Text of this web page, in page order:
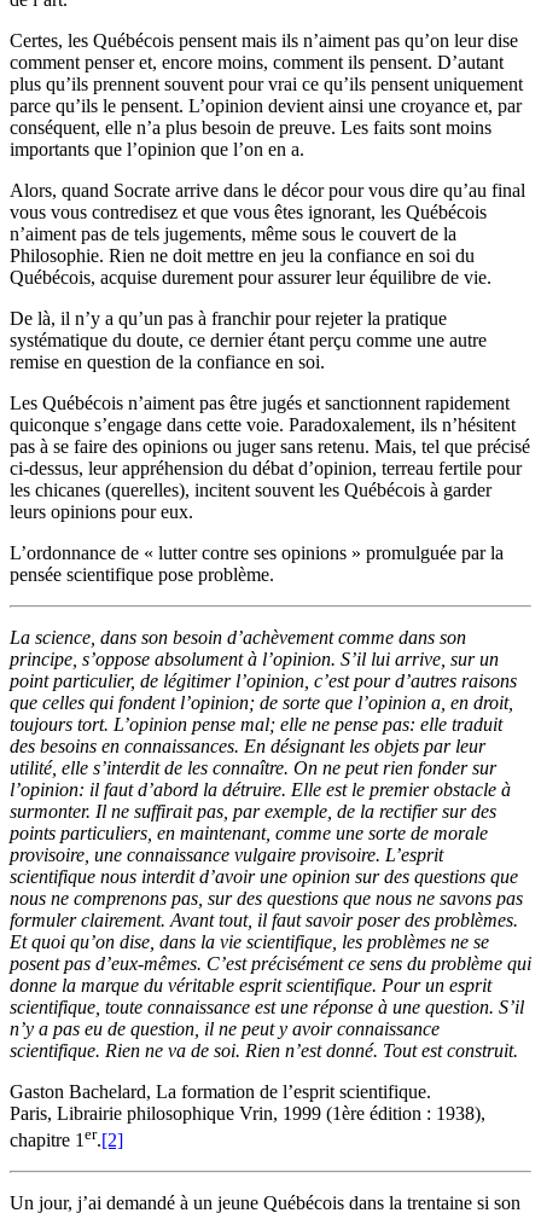
Certes, les Québécois pensent mais ils n’aiment pas qu’on leur dise
comment penser et, encore moins, comment ils pensent. D’autant
plus qu’ils prennent souvent pour vrai ce qu’ils pensent uniquement
parce qu’ils le pensent. L’opinion devient ainsi une croyance et, par
conséquent, elle n’a plus besoin de preuve. Les faits sont moins
importants que l’opinion que l’on en a.
Alors, quand Socrate arrive dans le décor pour vous dire qu’au final
vous vous contredisez et que vous êtes ignorant, les Québécois
n’aiment pas de tels jugements, même sous le couvert de la
Philosophie. Rien ne doit mettre en jeu la confiance en soi du
Québécois, acquise durement pour assurer leur équilibre de vie.
De là, il n’y a qu’un pas à franchir pour rejeter la pratique
systématique du doute, ce dernier étant perçu comme une autre
remise en question de la confiance en soi.
Les Québécois n’aiment pas être jugés et sanctionnent rapidement
quiconque s’engage dans cette voie. Paradoxalement, ils n’hésitent
pas à se faire des opinions ou juger sans retenu. Mais, tel que précisé
ci-dessus, leur appréhension du débat d’opinion, terreau fertile pour
les chicanes (querelles), incitent souvent les Québécois à garder
leurs opinions pour eux.
L’ordonnance de « lutter contre ses opinions » promulguée par la
pensée scientifique pose problème.
La science, dans son besoin d’achèvement comme dans son
principe, s’oppose absolument à l’opinion. S’il lui arrive, sur un
point particulier, de légitimer l’opinion, c’est pour d’autres raisons
que celles qui fondent l’opinion; de sorte que l’opinion a, en droit,
toujours tort. L’opinion pense mal; elle ne pense pas: elle traduit
des besoins en connaissances. En désignant les objets par leur
utilité, elle s’interdit de les connaître. On ne peut rien fonder sur
l’opinion: il faut d’abord la détruire. Elle est le premier obstacle à
surmonter. Il ne suffirait pas, par exemple, de la rectifier sur des
points particuliers, en maintenant, comme une sorte de morale
provisoire, une connaissance vulgaire provisoire. L’esprit
scientifique nous interdit d’avoir une opinion sur des questions que
nous ne comprenons pas, sur des questions que nous ne savons pas
formuler clairement. Avant tout, il faut savoir poser des problèmes.
Et quoi qu’on dise, dans la vie scientifique, les problèmes ne se
posent pas d’eux-mêmes. C’est précisément ce sens du problème qui
donne la marque du véritable esprit scientifique. Pour un esprit
scientifique, toute connaissance est une réponse à une question. S’il
n’y a pas eu de question, il ne peut y avoir connaissance
scientifique. Rien ne va de soi. Rien n’est donné. Tout est construit.
Gaston Bachelard, La formation de l’esprit scientifique.
Paris, Librairie philosophique Vrin, 1999 (1ère édition : 1938),
chapitre 1 er.[2]
Un jour, j’ai demandé à un jeune Québécois dans la trentaine si son